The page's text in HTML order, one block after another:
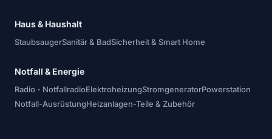
Haus & Haushalt
StaubsaugerSanitär & BadSicherheit & Smart Home
Notfall & Energie
Radio - NotfallradioElektroheizungStromgeneratorPowerstation
Notfall-AusrüstungHeizanlagen-Teile & Zubehör